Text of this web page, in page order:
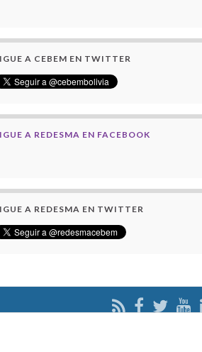
A CEBEM EN TWITTER
A REDESMA EN FACEBOOK
A REDESMA EN TWITTER